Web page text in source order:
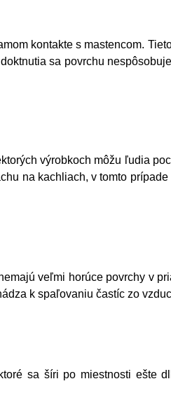
kontakte s mastencom.
sa povrchu
výrobkoch môžu ľudia
na kachliach, v tomto prípade
veľmi horúce povrchy v
k spaľovaniu častíc zo
sa šíri po miestnosti ešte